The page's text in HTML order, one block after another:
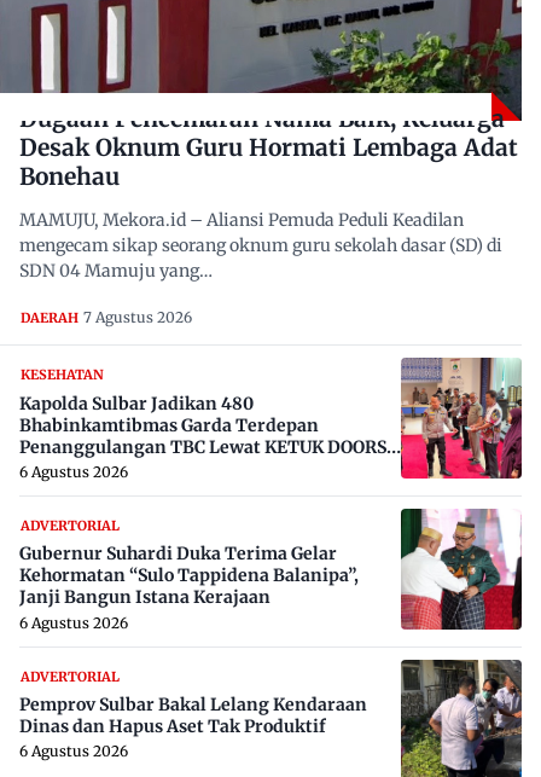
Dugaan Pencemaran Nama Baik, Keluarga
Desak Oknum Guru Hormati Lembaga Adat
Bonehau
MAMUJU, Mekora.id – Aliansi Pemuda Peduli Keadilan
mengecam sikap seorang oknum guru sekolah dasar (SD) di
SDN 04 Mamuju yang…
DAERAH 7 Agustus 2026
KESEHATAN
Kapolda Sulbar Jadikan 480
Bhabinkamtibmas Garda Terdepan
Penanggulangan TBC Lewat KETUK DOORS
di 650 Desa
6 Agustus 2026
ADVERTORIAL
Gubernur Suhardi Duka Terima Gelar
Kehormatan “Sulo Tappidena Balanipa”,
Janji Bangun Istana Kerajaan
6 Agustus 2026
ADVERTORIAL
Pemprov Sulbar Bakal Lelang Kendaraan
Dinas dan Hapus Aset Tak Produktif
6 Agustus 2026